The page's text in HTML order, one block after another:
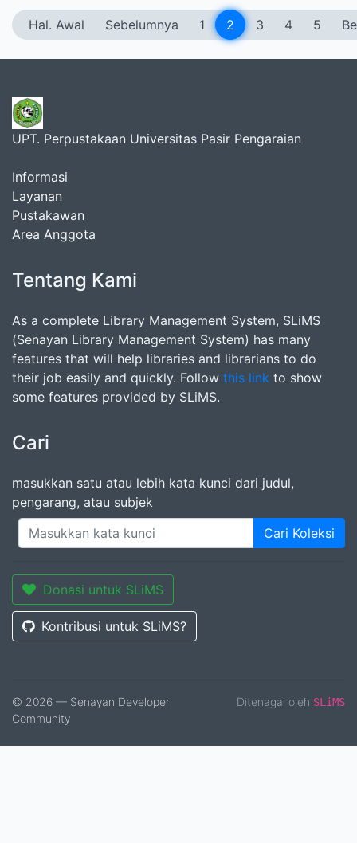
Hal. Awal Sebelumnya 1 2 3 4 5
UPT. Perpustakaan Universitas Pasir Pengaraian
Informasi
Layanan
Pustakawan
Area Anggota
Tentang Kami
As a complete Library Management System, SLiMS
(Senayan Library Management System) has many
features that will help libraries and librarians to do
their job easily and quickly. Follow this link to show
some features provided by SLiMS.
Cari
masukkan satu atau lebih kata kunci dari judul,
pengarang, atau subjek
Cari Koleksi
Donasi untuk SLiMS
Kontribusi untuk SLiMS?
© 2026 — Senayan Developer
Community
Ditenagai oleh SLiMS